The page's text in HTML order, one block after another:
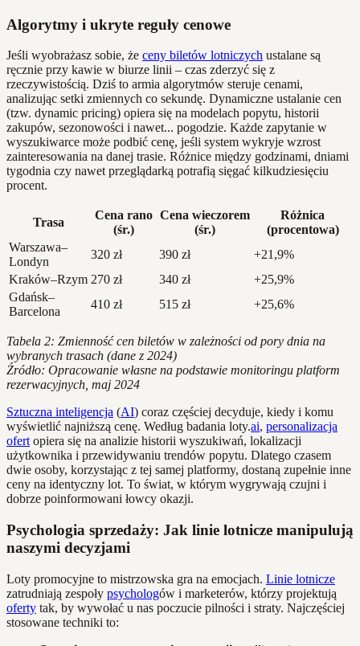
Algorytmy i ukryte reguły cenowe
Jeśli wyobrażasz sobie, że ceny biletów lotniczych ustalane są
ręcznie przy kawie w biurze linii – czas zderzyć się z
rzeczywistością. Dziś to armia algorytmów steruje cenami,
analizując setki zmiennych co sekundę. Dynamiczne ustalanie cen
(tzw. dynamic pricing) opiera się na modelach popytu, historii
zakupów, sezonowości i nawet... pogodzie. Każde zapytanie w
wyszukiwarce może podbić cenę, jeśli system wykryje wzrost
zainteresowania na danej trasie. Różnice między godzinami, dniami
tygodnia czy nawet przeglądarką potrafią sięgać kilkudziesięciu
procent.
Trasa
Cena rano
(śr.)
Cena wieczorem
(śr.)
Różnica
(procentowa)
Warszawa–
Londyn
320 zł 390 zł
+21,9%
Kraków–Rzym 270 zł 340 zł
+25,9%
Gdańsk–
Barcelona
410 zł 515 zł +25,6%
Tabela 2: Zmienność cen biletów w zależności od pory dnia na
wybranych trasach (dane z 2024)
Źródło: Opracowanie własne na podstawie monitoringu platform
rezerwacyjnych, maj 2024
Sztuczna inteligencja (AI) coraz częściej decyduje, kiedy i komu
wyświetlić najniższą cenę. Według badania loty.ai, personalizacja
ofert opiera się na analizie historii wyszukiwań, lokalizacji
użytkownika i przewidywaniu trendów popytu. Dlatego czasem
dwie osoby, korzystając z tej samej platformy, dostaną zupełnie inne
ceny na identyczny lot. To świat, w którym wygrywają czujni i
dobrze poinformowani łowcy okazji.
Psychologia sprzedaży: Jak linie lotnicze manipulują
naszymi decyzjami
Loty promocyjne to mistrzowska gra na emocjach. Linie lotnicze
zatrudniają zespoły psychologów i marketerów, którzy projektują
oferty tak, by wywołać u nas poczucie pilności i straty. Najczęściej
stosowane techniki to: